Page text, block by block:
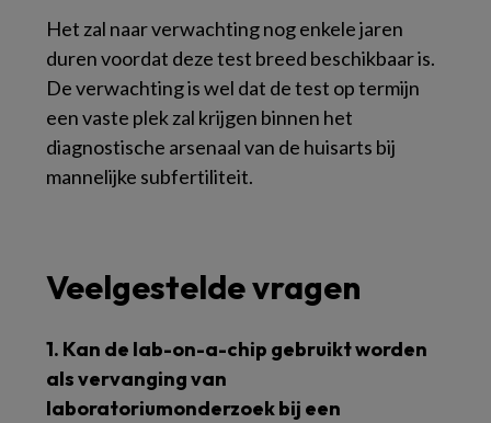
Het zal naar verwachting nog enkele jaren
duren voordat deze test breed beschikbaar is.
De verwachting is wel dat de test op termijn
een vaste plek zal krijgen binnen het
diagnostische arsenaal van de huisarts bij
mannelijke subfertiliteit.
Veelgestelde vragen
1. Kan de lab-on-a-chip gebruikt worden
als vervanging van
laboratoriumonderzoek bij een